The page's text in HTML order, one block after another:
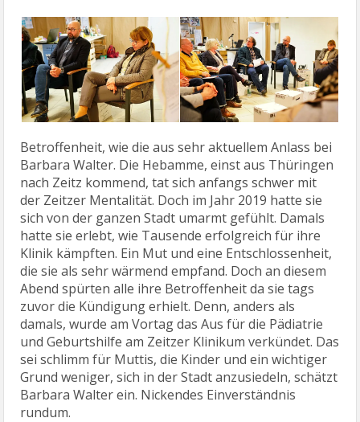
Betroffenheit, wie die aus sehr aktuellem Anlass bei
Barbara Walter. Die Hebamme, einst aus Thüringen
nach Zeitz kommend, tat sich anfangs schwer mit
der Zeitzer Mentalität. Doch im Jahr 2019 hatte sie
sich von der ganzen Stadt umarmt gefühlt. Damals
hatte sie erlebt, wie Tausende erfolgreich für ihre
Klinik kämpften. Ein Mut und eine Entschlossenheit,
die sie als sehr wärmend empfand. Doch an diesem
Abend spürten alle ihre Betroffenheit da sie tags
zuvor die Kündigung erhielt. Denn, anders als
damals, wurde am Vortag das Aus für die Pädiatrie
und Geburtshilfe am Zeitzer Klinikum verkündet. Das
sei schlimm für Muttis, die Kinder und ein wichtiger
Grund weniger, sich in der Stadt anzusiedeln, schätzt
Barbara Walter ein. Nickendes Einverständnis
rundum.